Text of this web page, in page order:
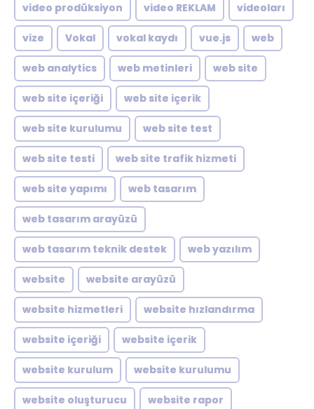
video prodüksiyon video REKLAM videoları
vize Vokal vokal kaydı vue.js web
web analytics web metinleri web site
web site içeriği web site içerik
web site kurulumu web site test
web site testi web site trafik hizmeti
web site yapımı web tasarım
web tasarım arayüzü
web tasarım teknik destek web yazılım
website website arayüzü
website hizmetleri website hızlandırma
website içeriği website içerik
website kurulum website kurulumu
website oluşturucu website rapor